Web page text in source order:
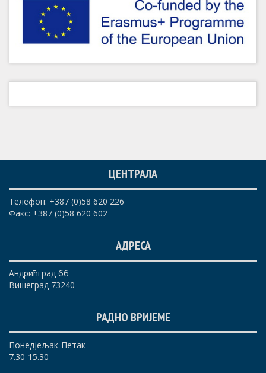
ЦЕНТРАЛА
Телефон: +387 (0)58 620 226
Факс: +387 (0)58 620 602
АДРЕСА
Андрићград бб
Вишеград 73240
РАДНО ВРИЈЕМЕ
Понедјељак-Петак
7.30-15.30